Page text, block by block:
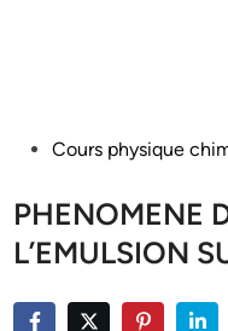
PostedCours physique
PHENOMENE
L’EMULSION